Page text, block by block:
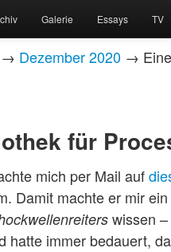
Galerie Essays TV
→ Dezember 2020 →
für
mich per Mail auf
Damit machte er mir
wissen
hatte immer bedauert,